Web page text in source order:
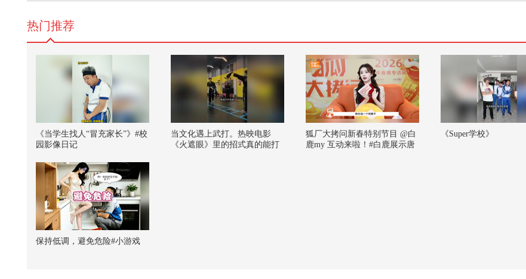
热门推荐
《当学生找人“冒充家长”》#校
园影像日记
当文化遇上武打。热映电影
《火遮眼》里的招式真的能打
狐厂大拷问新春特别节目️ @白
鹿my 互动来啦！#白鹿展示唐
《Super学校》
保持低调，避免危险#小游戏